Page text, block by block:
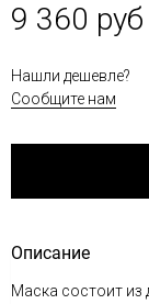
9 360 руб
Нашли дешевле?
Сообщите нам
Описание
Маска состоит из